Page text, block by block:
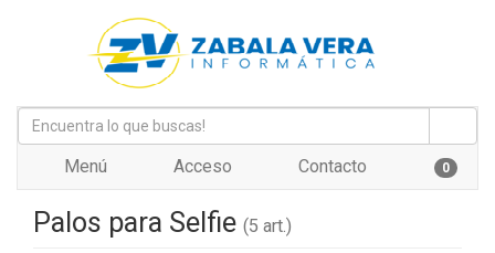
Menú Acceso Contacto 0
Palos para Selfie (5 art.)